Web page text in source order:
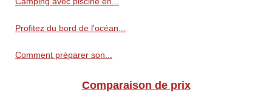
Profitez du bord de l'océan...
Comment préparer son...
Comparaison de prix